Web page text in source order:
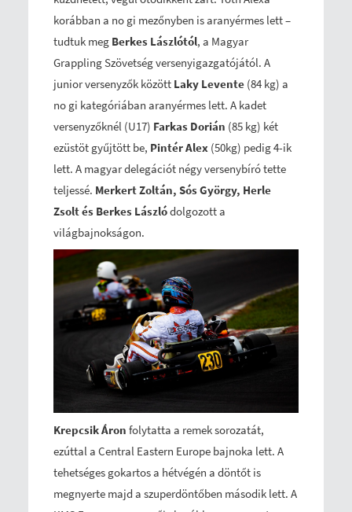
korábban a no gi mezőnyben is aranyérmes lett –
tudtuk meg Berkes Lászlótól, a Magyar
Grappling Szövetség versenyigazgatójától. A
junior versenyzők között Laky Levente (84 kg) a
no gi kategóriában aranyérmes lett. A kadet
versenyzőknél (U17) Farkas Dorián (85 kg) két
ezüstöt gyűjtött be, Pintér Alex (50kg) pedig 4-ik
lett. A magyar delegációt négy versenybíró tette
teljessé. Merkert Zoltán, Sós György, Herle
Zsolt és Berkes Lászlódolgozott a
világbajnokságon.
Krepcsik Áron folytatta a remek sorozatát,
ezúttal a Central Eastern Europe bajnoka lett. A
tehetséges gokartos a hétvégén a döntőt is
megnyerte majd a szuperdöntőben második lett. A